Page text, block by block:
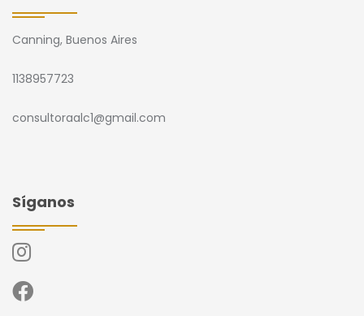
Canning, Buenos Aires
1138957723
consultoraalc1@gmail.com
Síganos